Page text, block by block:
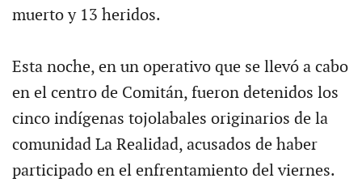
muerto y 13 heridos.
Esta noche, en un operativo que se llevó a cabo
en el centro de Comitán, fueron detenidos los
cinco indígenas tojolabales originarios de la
comunidad La Realidad, acusados de haber
participado en el enfrentamiento del viernes.